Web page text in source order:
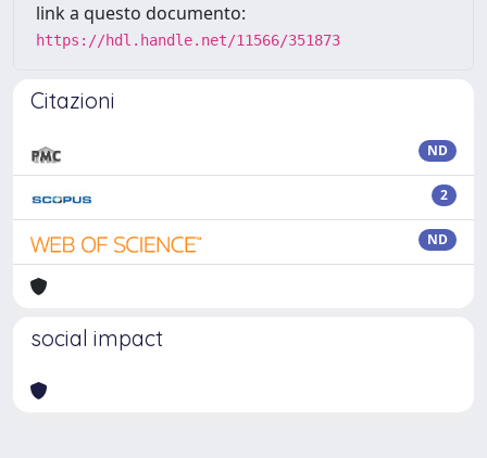
link a questo documento:
https://hdl.handle.net/11566/351873
Citazioni
ND
2
ND
social impact